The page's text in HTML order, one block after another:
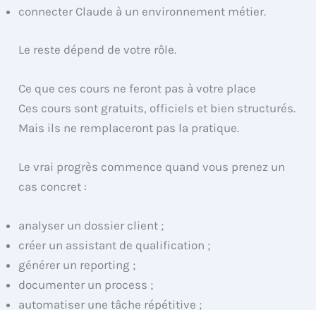
connecter Claude à un environnement métier.
Le reste dépend de votre rôle.
Ce que ces cours ne feront pas à votre place
Ces cours sont gratuits, officiels et bien structurés.
Mais ils ne remplaceront pas la pratique.
Le vrai progrès commence quand vous prenez un
cas concret :
analyser un dossier client ;
créer un assistant de qualification ;
générer un reporting ;
documenter un process ;
automatiser une tâche répétitive ;